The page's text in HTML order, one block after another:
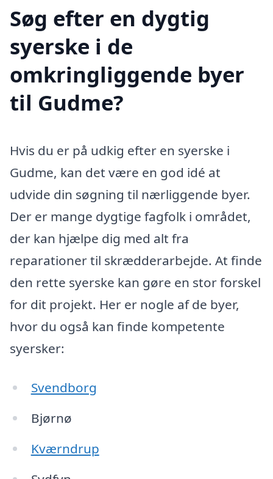
Søg efter en dygtig
syerske i de
omkringliggende byer
til Gudme?
Hvis du er på udkig efter en syerske i
Gudme, kan det være en god idé at
udvide din søgning til nærliggende byer.
Der er mange dygtige fagfolk i området,
der kan hjælpe dig med alt fra
reparationer til skrædderarbejde. At finde
den rette syerske kan gøre en stor forskel
for dit projekt. Her er nogle af de byer,
hvor du også kan finde kompetente
syersker:
Svendborg
Bjørnø
Kværndrup